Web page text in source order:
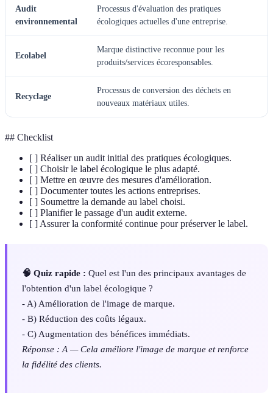
Audit
environnemental
Processus d'évaluation des pratiques
écologiques actuelles d'une entreprise.
Ecolabel
Marque distinctive reconnue pour les
produits/services écoresponsables.
Recyclage
Processus de conversion des déchets en
nouveaux matériaux utiles.
## Checklist
[ ] Réaliser un audit initial des pratiques écologiques.
[ ] Choisir le label écologique le plus adapté.
[ ] Mettre en œuvre des mesures d'amélioration.
[ ] Documenter toutes les actions entreprises.
[ ] Soumettre la demande au label choisi.
[ ] Planifier le passage d'un audit externe.
[ ] Assurer la conformité continue pour préserver le label.
🧠 Quiz rapide : Quel est l'un des principaux avantages de
l'obtention d'un label écologique ?
- A) Amélioration de l'image de marque.
- B) Réduction des coûts légaux.
- C) Augmentation des bénéfices immédiats.
Réponse : A — Cela améliore l'image de marque et renforce
la fidélité des clients.